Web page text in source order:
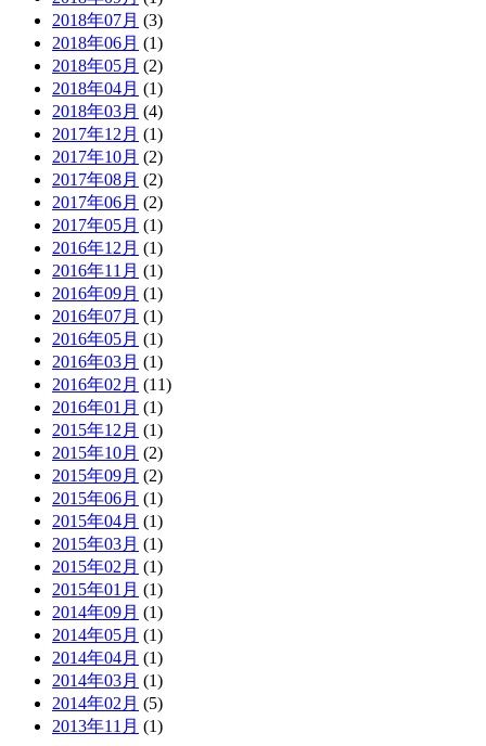
2018年07月 (3)
2018年06月 (1)
2018年05月 (2)
2018年04月 (1)
2018年03月 (4)
2017年12月 (1)
2017年10月 (2)
2017年08月 (2)
2017年06月 (2)
2017年05月 (1)
2016年12月 (1)
2016年11月 (1)
2016年09月 (1)
2016年07月 (1)
2016年05月 (1)
2016年03月 (1)
2016年02月 (11)
2016年01月 (1)
2015年12月 (1)
2015年10月 (2)
2015年09月 (2)
2015年06月 (1)
2015年04月 (1)
2015年03月 (1)
2015年02月 (1)
2015年01月 (1)
2014年09月 (1)
2014年05月 (1)
2014年04月 (1)
2014年03月 (1)
2014年02月 (5)
2013年11月 (1)